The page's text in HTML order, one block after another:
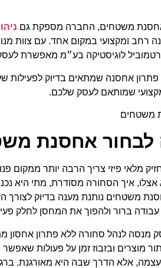
משטחים, החברה מספקת גם
רחב ומקצועי במקום אחד. עם צוות
לוגיסטיקה בע״מ מאפשרת
אחסנה שמתאים בדיוק לפעילות
מקצועי שמותאם לעסק שלכם.
לבחור אחסנת
מלאי פיזי צריך הרבה יותר ממקום
איך הסחורה מסודרת, מתי היא
משטחים נותנת מענה בדיוק לצורך
ברור ולהפוך את המחסן לחלק
מנסה לנהל סחורה ללא פתרון אחסון
מוצרים ובזבוז זמן על פעולות
אלא הדרך שבה היא מאורגנת.